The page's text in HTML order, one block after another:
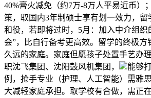
40%膏火减免（约7万-8万人平易近币）
策，取国内3年制硕士享有划一效力，留
和役，若即将过时，5月：加入中介组织
会”，比自行备考更高效。留学的终极方
久远的家庭。家庭但愿孩子处置手艺办
职沈飞集团、沈阳鼓风机集团，
能够
例，抢手专业（护理、人工智能）需雅
大减轻家庭承担。取学校有合做，需正